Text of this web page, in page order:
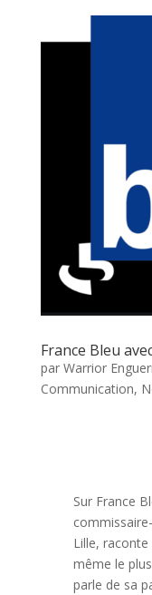
France Bleu
par Warrior
Communication,
Sur France
Lille,
même le
parle de sa